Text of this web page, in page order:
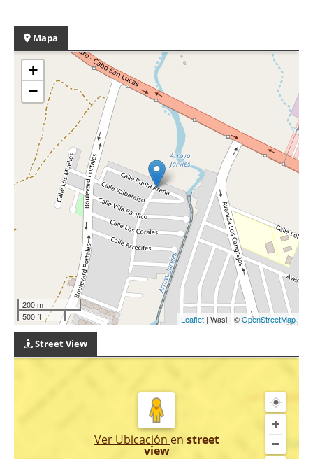
Mapa
+
−
200 m
500 ft
Leaflet | Wasi - ©OpenStreetMap
Street View
Ver Ubicación en street
view